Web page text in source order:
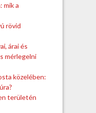
mik a
rövid
árai és
mérlegelni
közelében:
területén